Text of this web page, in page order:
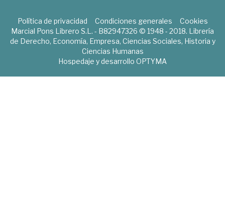
Política de privacidad Condiciones generales
Cookies
Marcial Pons Librero S.L. - B82947326 © 1948 - 2018. Librería
de Derecho, Economía, Empresa, Ciencias Sociales, Historia y
Ciencias Humanas
Hospedaje y desarrollo OPTYMA